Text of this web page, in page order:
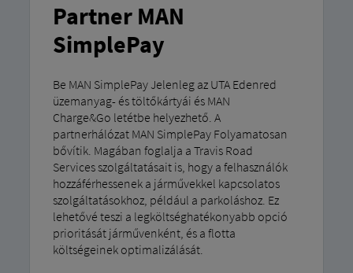
Partner MAN
SimplePay
Be MAN SimplePay Jelenleg az UTA Edenred
üzemanyag- és töltőkártyái és MAN
Charge&Go letétbe helyezhető. A
partnerhálózat MAN SimplePay Folyamatosan
bővítik. Magában foglalja a Travis Road
Services szolgáltatásait is, hogy a felhasználók
hozzáférhessenek a járművekkel kapcsolatos
szolgáltatásokhoz, például a parkoláshoz. Ez
lehetővé teszi a legköltséghatékonyabb opció
prioritását járművenként, és a flotta
költségeinek optimalizálását.